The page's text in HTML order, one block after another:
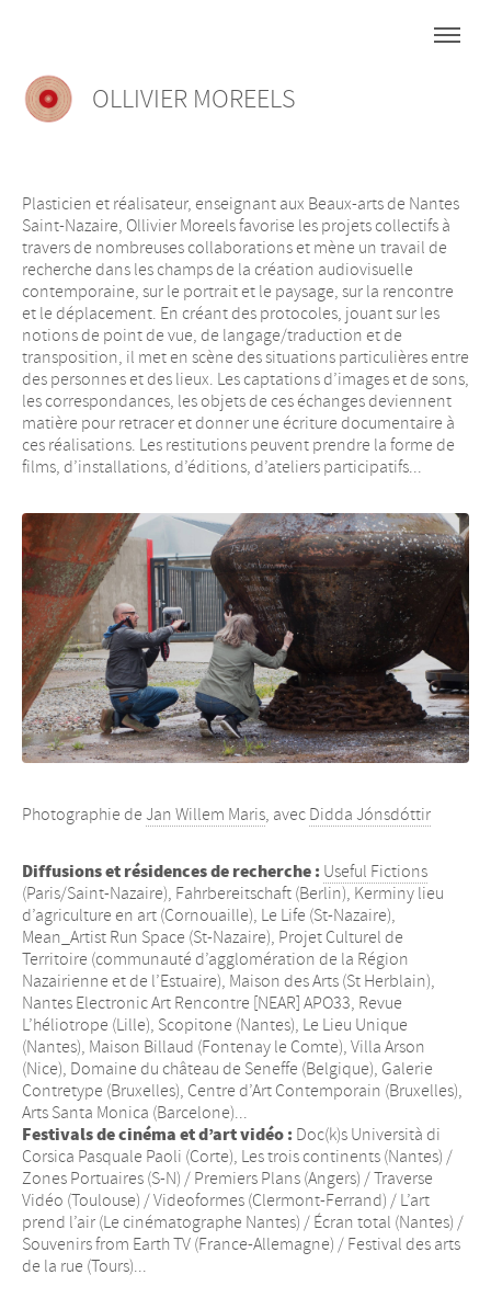
OLLIVIER MOREELS
Plasticien et réalisateur, enseignant aux Beaux-arts de Nantes
Saint-Nazaire, Ollivier Moreels favorise les projets collectifs à
travers de nombreuses collaborations et mène un travail de
recherche dans les champs de la création audiovisuelle
contemporaine, sur le portrait et le paysage, sur la rencontre
et le déplacement. En créant des protocoles, jouant sur les
notions de point de vue, de langage/traduction et de
transposition, il met en scène des situations particulières entre
des personnes et des lieux. Les captations d’images et de sons,
les correspondances, les objets de ces échanges deviennent
matière pour retracer et donner une écriture documentaire à
ces réalisations. Les restitutions peuvent prendre la forme de
films, d’installations, d’éditions, d’ateliers participatifs...
Photographie de Jan Willem Maris, avec Didda Jónsdóttir
Diffusions et résidences de recherche : Useful Fictions
(Paris/Saint-Nazaire), Fahrbereitschaft (Berlin), Kerminy lieu
d’agriculture en art (Cornouaille), Le Life (St-Nazaire),
Mean_Artist Run Space (St-Nazaire), Projet Culturel de
Territoire (communauté d’agglomération de la Région
Nazairienne et de l’Estuaire), Maison des Arts (St Herblain),
Nantes Electronic Art Rencontre [NEAR] APO33, Revue
L’héliotrope (Lille), Scopitone (Nantes), Le Lieu Unique
(Nantes), Maison Billaud (Fontenay le Comte), Villa Arson
(Nice), Domaine du château de Seneffe (Belgique), Galerie
Contretype (Bruxelles), Centre d’Art Contemporain (Bruxelles),
Arts Santa Monica (Barcelone)...
Festivals de cinéma et d’art vidéo : Doc(k)s Università di
Corsica Pasquale Paoli (Corte), Les trois continents (Nantes) /
Zones Portuaires (S-N) / Premiers Plans (Angers) / Traverse
Vidéo (Toulouse) / Videoformes (Clermont-Ferrand) / L’art
prend l’air (Le cinématographe Nantes) / Écran total (Nantes) /
Souvenirs from Earth TV (France-Allemagne) / Festival des arts
de la rue (Tours)...